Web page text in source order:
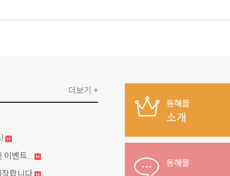
!
이벤트...
작합니다
더보기 +
동해몰
소개
동해몰